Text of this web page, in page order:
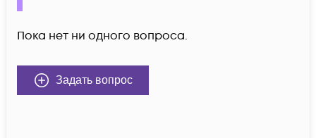
Пока нет ни одного вопроса.
Задать вопрос